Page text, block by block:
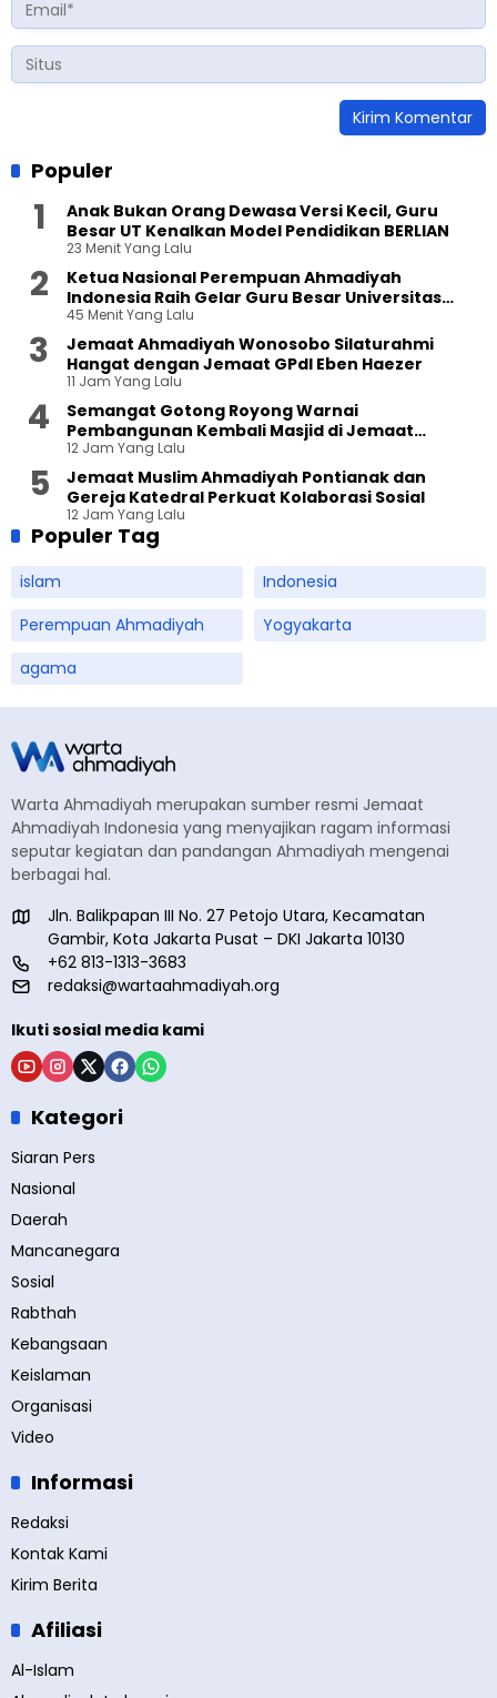
Populer
Anak Bukan Orang Dewasa Versi Kecil, Guru
Besar UT Kenalkan Model Pendidikan BERLIAN
23 Menit Yang Lalu
Ketua Nasional Perempuan Ahmadiyah
Indonesia Raih Gelar Guru Besar Universitas
Terbuka
45 Menit Yang Lalu
Jemaat Ahmadiyah Wonosobo Silaturahmi
Hangat dengan Jemaat GPdI Eben Haezer
11 Jam Yang Lalu
Semangat Gotong Royong Warnai
Pembangunan Kembali Masjid di Jemaat
Ahmadiyah Sukapura
12 Jam Yang Lalu
Jemaat Muslim Ahmadiyah Pontianak dan
Gereja Katedral Perkuat Kolaborasi Sosial
12 Jam Yang Lalu
Populer Tag
islam
Indonesia
Perempuan Ahmadiyah
Yogyakarta
agama
Warta Ahmadiyah merupakan sumber resmi Jemaat
Ahmadiyah Indonesia yang menyajikan ragam informasi
seputar kegiatan dan pandangan Ahmadiyah mengenai
berbagai hal.
Jln. Balikpapan III No. 27 Petojo Utara, Kecamatan
Gambir, Kota Jakarta Pusat – DKI Jakarta 10130
+62 813-1313-3683
redaksi@wartaahmadiyah.org
Ikuti sosial media kami
Kategori
Siaran Pers
Nasional
Daerah
Mancanegara
Sosial
Rabthah
Kebangsaan
Keislaman
Organisasi
Video
Informasi
Redaksi
Kontak Kami
Kirim Berita
Afiliasi
Al-Islam